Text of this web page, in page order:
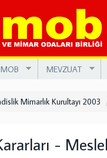
MEVZUAT
Mimarlık Kurultayı 2003
-